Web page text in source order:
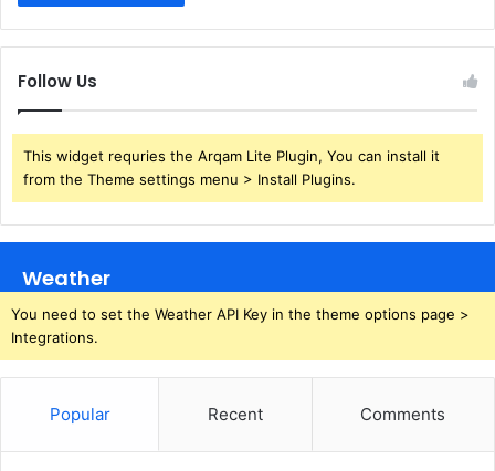
Follow Us
This widget requries the Arqam Lite Plugin, You can install it
from the Theme settings menu > Install Plugins.
Weather
You need to set the Weather API Key in the theme options page >
Integrations.
Popular Recent Comments